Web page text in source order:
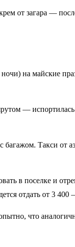
от загара —
на майские
—
Такси от
в поселке и
отдать от 3
что